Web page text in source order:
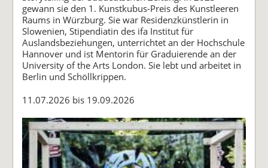
gewann sie den 1. Kunstkubus-Preis des Kunstleeren
Raums in Würzburg. Sie war Residenzkünstlerin in
Slowenien, Stipendiatin des ifa Institut für
Auslandsbeziehungen, unterrichtet an der Hochschule
Hannover und ist Mentorin für Graduierende an der
University of the Arts London. Sie lebt und arbeitet in
Berlin und Schöllkrippen.
11.07.2026 bis 19.09.2026